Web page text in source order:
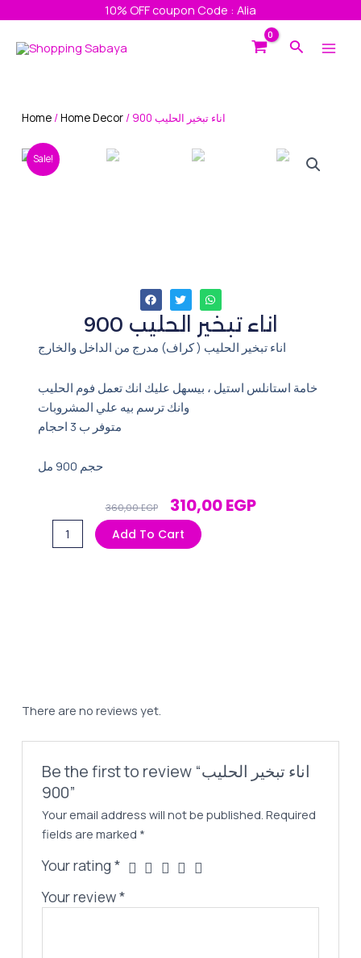
content
10% OFF coupon Code : Alia
Search
اناء تبخير الحليب 900
اناء تبخير الحليب ( كراف) مدرج من الداخل والخارج
خامة استانلس استيل ، بيسهل عليك انك تعمل فوم الحليب
وانك ترسم بيه علي المشروبات
متوفر ب 3 احجام
حجم 900 مل
360,00EGP Original
Price
Was:
310,00EGPCurrent
Add To Cart
Home/Home Decor / اناء تبخير الحليب 900
Sale!
There are no reviews yet.
Be the first to review “اناء تبخير الحليب
900”
Your email address will not be published. Required
fields are marked *
Your rating*
Your review*